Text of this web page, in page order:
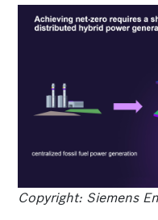
Copyright: Siemens